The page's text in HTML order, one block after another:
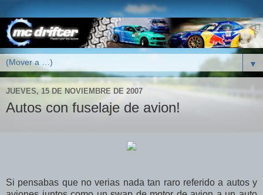
▼
JUEVES, 15 DE NOVIEMBRE DE 2007
Autos con fuselaje de avion!
Si pensabas que no verias nada tan raro referido a autos y